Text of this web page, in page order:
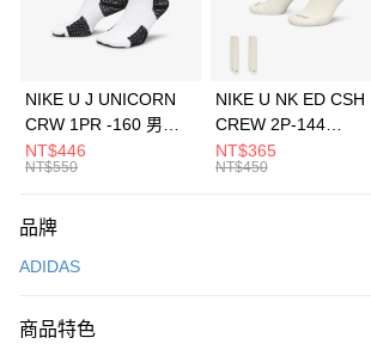
華南商業銀行
彰化商業銀行
上海商業儲蓄銀行
元大商業銀行
台灣樂天信用卡公司
Apple Pay
全盈+PAY
AFTEE先享後付
【關於「AFTEE先享後付」】
便利好安心！
３．安心：先確認商品／服務後，再付款。
運送方式
每筆NT$100，滿NT$1,500(含以上)免運費
NIKE U J UNICORN
CRW 1PR -160 男女
中統襪 FZ3393100
NT$446
NT$550
NIKE U NK ED CSH
CREW 2P-144
EMBRDY 男女 短統襪
FZ3073133
NT$365
NT$450
品牌
ADIDAS
商品特色